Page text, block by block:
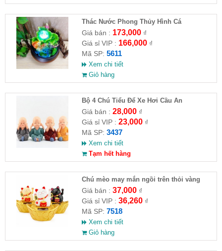
Thác Nước Phong Thủy Hình Cá
Giá bán : 173,000₫
Giá sỉ VIP : 166,000₫
Mã SP: 5611
Xem chi tiết
Giỏ hàng
Bộ 4 Chú Tiểu Để Xe Hơi Cầu An
Giá bán : 28,000₫
Giá sỉ VIP : 23,000₫
Mã SP: 3437
Xem chi tiết
Tạm hết hàng
Chú mèo may mắn ngồi trên thỏi vàng
Giá bán : 37,000₫
Giá sỉ VIP : 36,260₫
Mã SP: 7518
Xem chi tiết
Giỏ hàng